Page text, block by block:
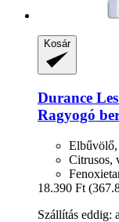
Kosár
Durance
Ragyogó
Elbűvölő,
Citrusos,
18.390 Ft
Szállítás eddig: